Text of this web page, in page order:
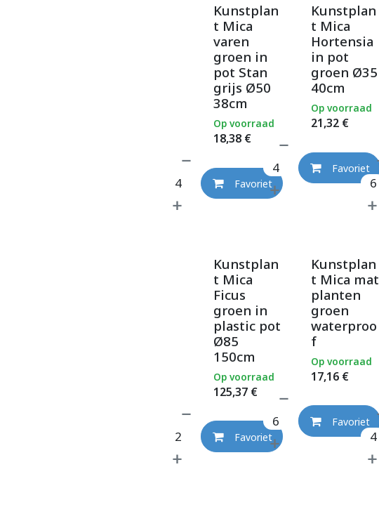
Kunstplan
t Mica
varen
groen in
pot Stan
grijs Ø50
38cm
18,38 €
Op voorraad
Favoriet
Kunstplan
t Mica
Hortensia
in pot
groen Ø35
40cm
21,32€
Op voorraad
Favoriet
Kunstplan
t Mica
Ficus
groen in
plastic pot
Ø85
150cm
125,37 €
Op voorraad
Favoriet
Kunstplan
t Mica mat
planten
groen
waterproo
f
17,16€
Op voorraad
Favoriet